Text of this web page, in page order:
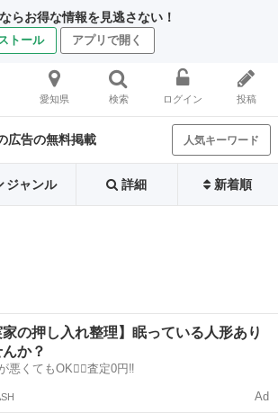
らお得な情報を見逃さない！
トール アプリで開く
愛知県 検索 ログイン 投稿
広告の無料掲載 人気キーワード
ジャンル 詳細 新着順
家の押し入れ整理】眠っている人形あり
んか？
悪くてもOK🙆‍♀️査定0円‼️
Ad